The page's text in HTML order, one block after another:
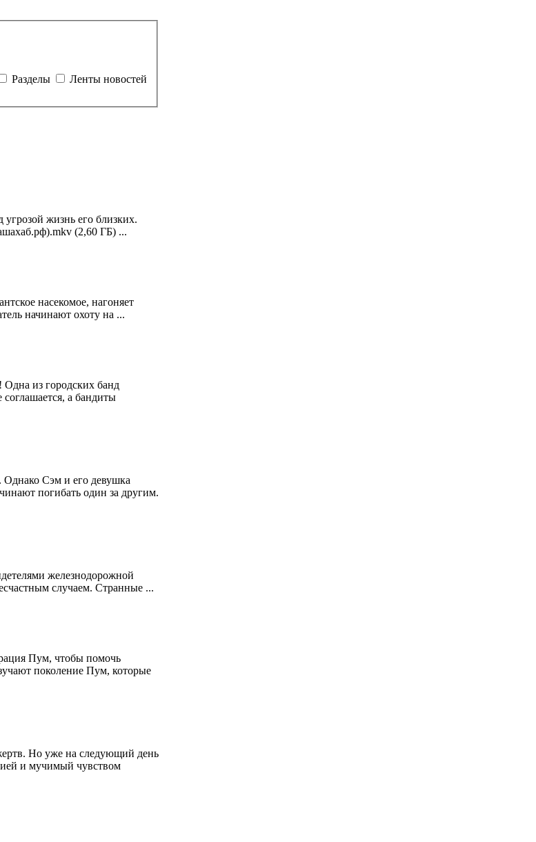
Разделы
Ленты новостей
жизнь его близких.
(2,60 ГБ) ...
насекомое, нагоняет
начинают охоту на ...
из городских банд
а бандиты
Однако Сэм и его девушка
погибать один за другим.
железнодорожной
случаем. Странные ...
Пум, чтобы помочь
поколение Пум, которые
Но уже на следующий день
и мучимый чувством